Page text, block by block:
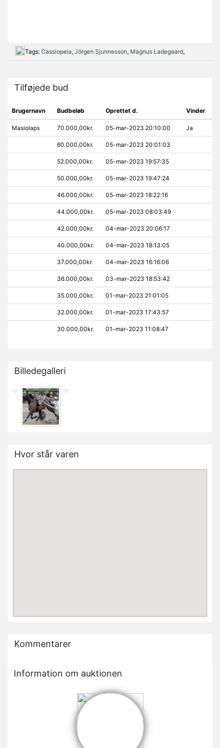
Tags: Cassiopeia, Jörgen Sjunnesson, Magnus Ladegaard,
Tilføjede bud
Brugernavn Budbeløb Oprettet d. Vinder
Masiolaps 70.000,00kr. 05-mar-2023 20:10:00 Ja
60.000,00kr. 05-mar-2023 20:01:03
52.000,00kr. 05-mar-2023 19:57:35
50.000,00kr. 05-mar-2023 19:47:24
46.000,00kr. 05-mar-2023 18:22:16
44.000,00kr. 05-mar-2023 08:03:49
42.000,00kr. 04-mar-2023 20:06:17
40.000,00kr. 04-mar-2023 18:13:05
37.000,00kr. 04-mar-2023 16:16:06
36.000,00kr. 03-mar-2023 18:53:42
35.000,00kr. 01-mar-2023 21:01:05
32.000,00kr. 01-mar-2023 17:43:57
30.000,00kr. 01-mar-2023 11:08:47
Billedegalleri
Hvor står varen
Kommentarer
Information om auktionen